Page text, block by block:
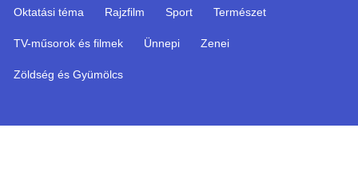
Oktatási téma Rajzfilm Sport Természet
TV-műsorok és filmek Ünnepi Zenei
Zöldség és Gyümölcs